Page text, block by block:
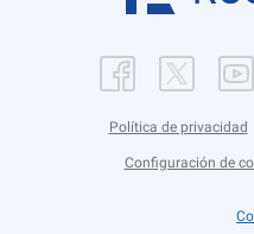
Política de privacidad
Configuración de